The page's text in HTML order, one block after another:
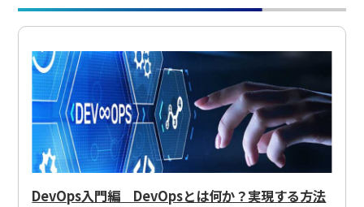
DevOps入門編 DevOpsとは何か？実現する方法